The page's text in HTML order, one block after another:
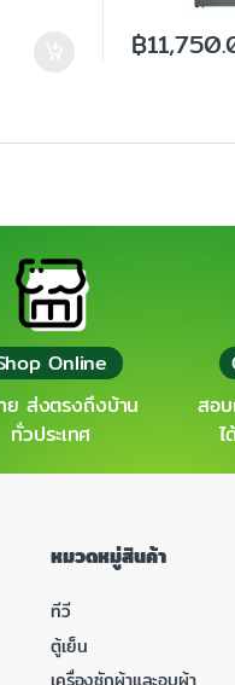
฿
Online
ย ส่งตรงถึงบ้าน
ทั่วประเทศ
สอ
ไ
หมวดหมู่สินค้า
ทีวี
ตู้เย็น